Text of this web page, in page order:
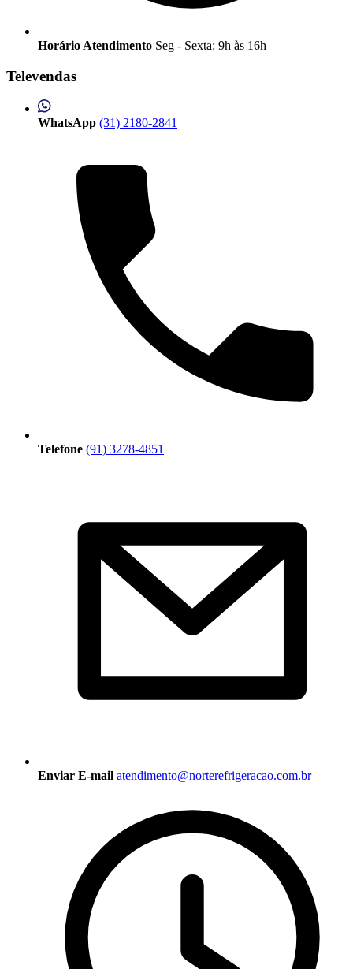
Horário Atendimento Seg - Sexta: 9h às 16h
Televendas
WhatsApp (31) 2180-2841
Telefone (91) 3278-4851
Enviar E-mail atendimento@norterefrigeracao.com.br